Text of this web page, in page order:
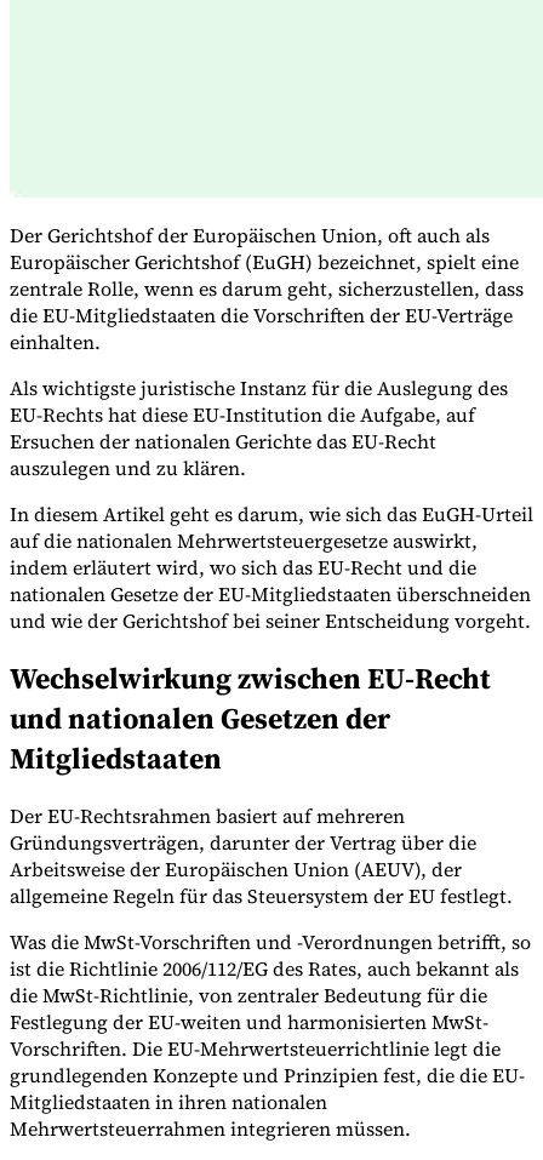
Werkzeuge
VAT-RechnerGST-RechnerVerkaufssteuer-RechnerVAT-
NummernprüferTracker für E-Rechnungs-Mandate
Experts
Unsere AutorenBeitragender werdenWählen Sie einen Experten
Der Gerichtshof der Europäischen Union, oft auch als
Europäischer Gerichtshof (EuGH) bezeichnet, spielt eine
zentrale Rolle, wenn es darum geht, sicherzustellen, dass
die EU-Mitgliedstaaten die Vorschriften der EU-Verträge
einhalten.
Als wichtigste juristische Instanz für die Auslegung des
EU-Rechts hat diese EU-Institution die Aufgabe, auf
Ersuchen der nationalen Gerichte das EU-Recht
auszulegen und zu klären.
In diesem Artikel geht es darum, wie sich das EuGH-Urteil
auf die nationalen Mehrwertsteuergesetze auswirkt,
indem erläutert wird, wo sich das EU-Recht und die
nationalen Gesetze der EU-Mitgliedstaaten überschneiden
und wie der Gerichtshof bei seiner Entscheidung vorgeht.
Wechselwirkung zwischen EU-Recht
und nationalen Gesetzen der
Mitgliedstaaten
Der EU-Rechtsrahmen basiert auf mehreren
Gründungsverträgen, darunter der Vertrag über die
Arbeitsweise der Europäischen Union (AEUV), der
allgemeine Regeln für das Steuersystem der EU festlegt.
Was die MwSt-Vorschriften und -Verordnungen betrifft, so
ist die Richtlinie 2006/112/EG des Rates, auch bekannt als
die MwSt-Richtlinie, von zentraler Bedeutung für die
Festlegung der EU-weiten und harmonisierten MwSt-
Vorschriften. Die EU-Mehrwertsteuerrichtlinie legt die
grundlegenden Konzepte und Prinzipien fest, die die EU-
Mitgliedstaaten in ihren nationalen
Mehrwertsteuerrahmen integrieren müssen.